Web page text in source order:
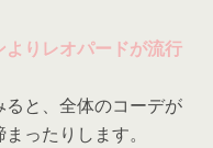
りレオパードが流行
ると、全体のコーデが
ったりします。